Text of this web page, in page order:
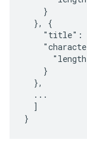
    }
  }, {
"title":
    }
  },
  ...
  ]
}